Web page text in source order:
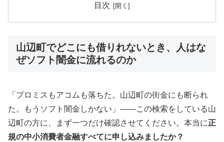
目次
山辺町でどこにも借りれないとき、人はな
ぜソフト闇金に流れるのか
「プロミスもアコムも落ちた。山辺町の街金にも断られ
た。もうソフト闇金しかない」——この検索をしている山
辺町の方に、まず一つだけ確認させてください。本当に正
規の中小消費者金融すべてに申し込みましたか？